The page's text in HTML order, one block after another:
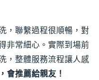
，聯繫過程很順暢，對
非常細心。實際到場前
，整體服務流程讓人感
會推薦給親友！